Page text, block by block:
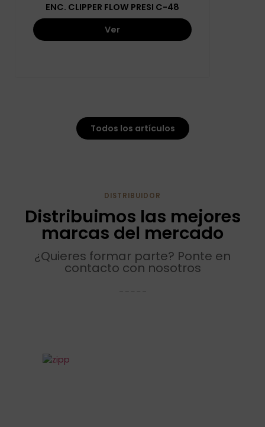
ENC. CLIPPER FLOW PRESI C-48
Ver
Todos los artículos
DISTRIBUIDOR
Distribuimos las mejores
marcas del mercado
¿Quieres formar parte? Ponte en
contacto con nosotros